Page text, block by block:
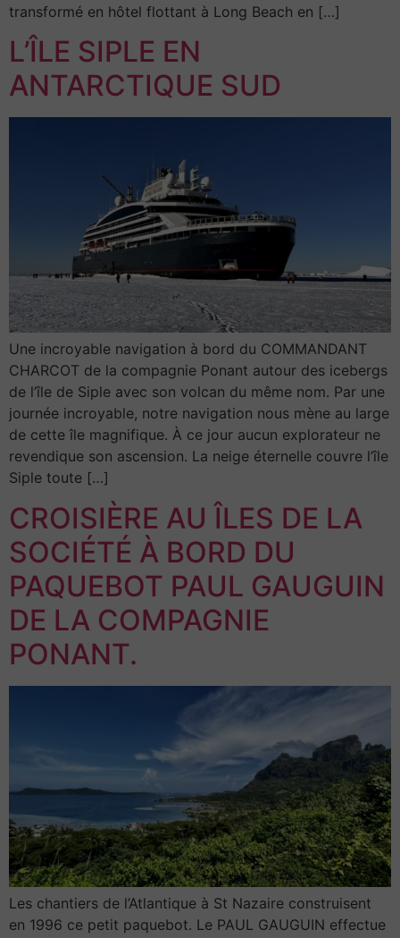
transformé en hôtel flottant à Long Beach en […]
L’ÎLE SIPLE EN
ANTARCTIQUE SUD
Une incroyable navigation à bord du COMMANDANT
CHARCOT de la compagnie Ponant autour des icebergs
de l’île de Siple avec son volcan du même nom. Par une
journée incroyable, notre navigation nous mène au large
de cette île magnifique. À ce jour aucun explorateur ne
revendique son ascension. La neige éternelle couvre l’île
Siple toute […]
CROISIÈRE AU ÎLES DE LA
SOCIÉTÉ À BORD DU
PAQUEBOT PAUL GAUGUIN
DE LA COMPAGNIE
PONANT.
Les chantiers de l’Atlantique à St Nazaire construisent
en 1996 ce petit paquebot. Le PAUL GAUGUIN effectue